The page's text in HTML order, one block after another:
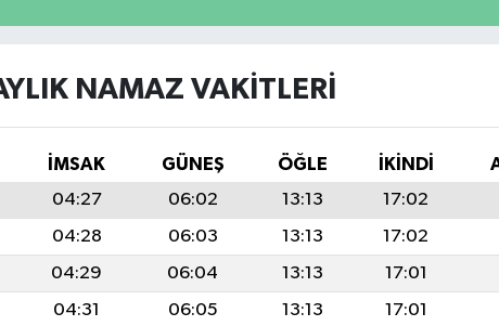
NAMAZ VAKITLERI
İMSAK GÜNEŞ ÖĞLE İKINDI
04:27 06:02 13:13 17:02
04:28 06:03 13:13 17:02
04:29 06:04 13:13 17:01
04:31 06:05 13:13 17:01